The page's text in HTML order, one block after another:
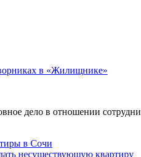
в «Жилищнике»
дело в отношении
несуществующую квартиру